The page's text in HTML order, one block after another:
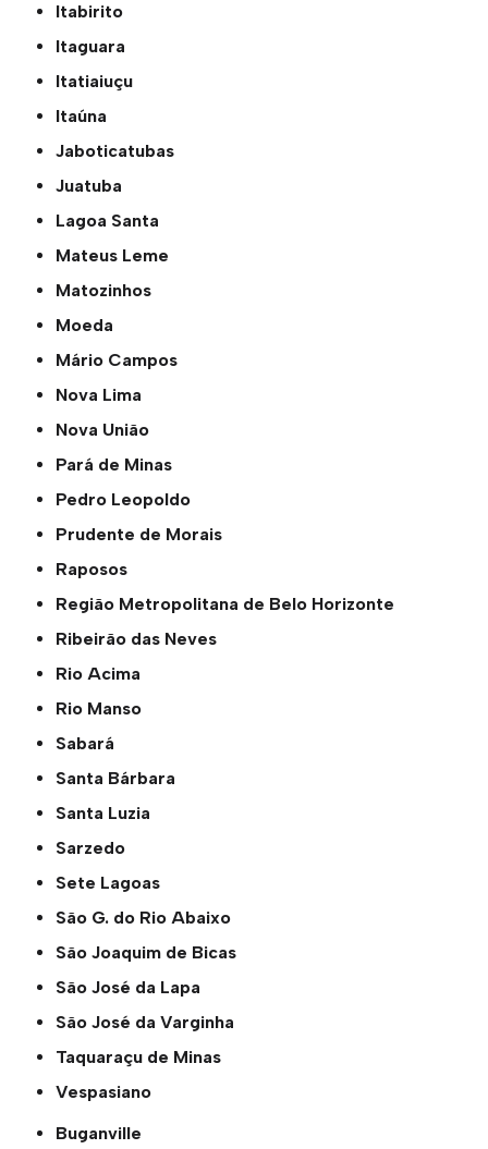
Itabirito
Itaguara
Itatiaiuçu
Itaúna
Jaboticatubas
Juatuba
Lagoa Santa
Mateus Leme
Matozinhos
Moeda
Mário Campos
Nova Lima
Nova União
Pará de Minas
Pedro Leopoldo
Prudente de Morais
Raposos
Região Metropolitana de Belo Horizonte
Ribeirão das Neves
Rio Acima
Rio Manso
Sabará
Santa Bárbara
Santa Luzia
Sarzedo
Sete Lagoas
São G. do Rio Abaixo
São Joaquim de Bicas
São José da Lapa
São José da Varginha
Taquaraçu de Minas
Vespasiano
Buganville